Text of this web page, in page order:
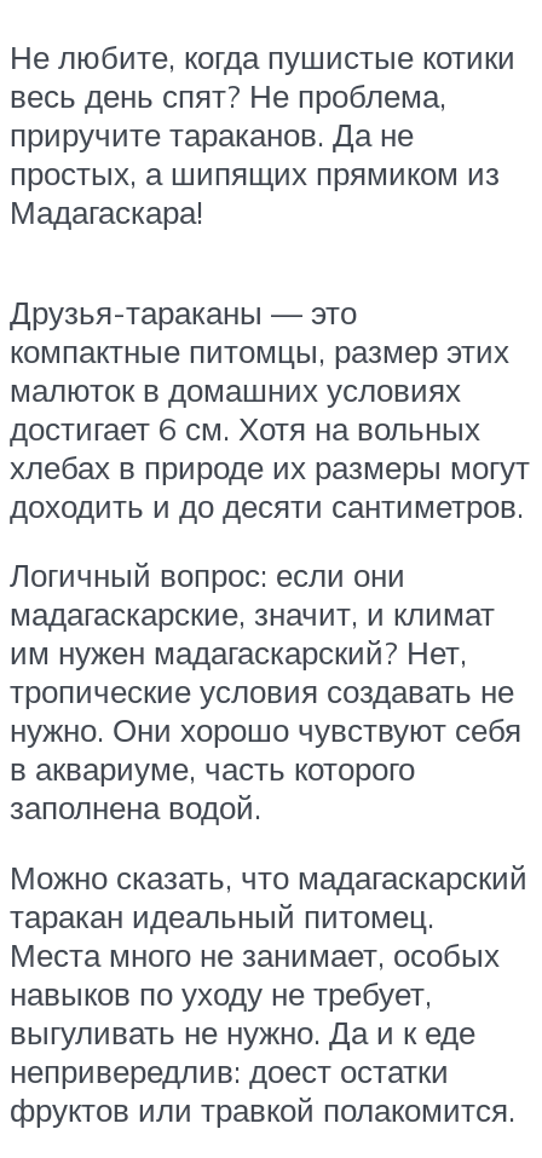
Не любите, когда пушистые котики
весь день спят? Не проблема,
приручите тараканов. Да не
простых, а шипящих прямиком из
Мадагаскара!
Друзья-тараканы — это
компактные питомцы, размер этих
малюток в домашних условиях
достигает 6 см. Хотя на вольных
хлебах в природе их размеры могут
доходить и до десяти сантиметров.
Логичный вопрос: если они
мадагаскарские, значит, и климат
им нужен мадагаскарский? Нет,
тропические условия создавать не
нужно. Они хорошо чувствуют себя
в аквариуме, часть которого
заполнена водой.
Можно сказать, что мадагаскарский
таракан идеальный питомец.
Места много не занимает, особых
навыков по уходу не требует,
выгуливать не нужно. Да и к еде
непривередлив: доест остатки
фруктов или травкой полакомится.